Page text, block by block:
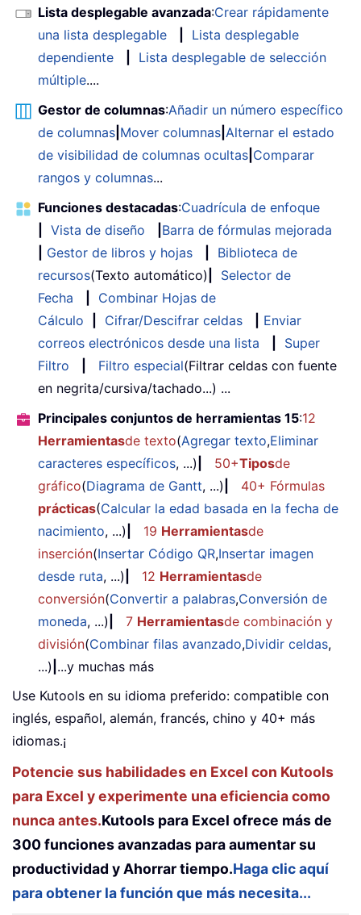
Lista desplegable avanzada:Crear rápidamente
una lista desplegable
Lista desplegable
dependiente
Lista desplegable de selección
múltiple....
Gestor de columnas:Añadir un número específico
de columnas Mover columnas Alternar el estado
de visibilidad de columnas ocultas Comparar
rangos y columnas...
Funciones destacadas:Cuadrícula de enfoque
Vista de diseño
Barra de fórmulas mejorada
Gestor de libros y hojas
Biblioteca de
recursos(Texto automático)
Selector de
Fecha
Combinar Hojas de
Cálculo
Cifrar/Descifrar celdas
Enviar
correos electrónicos desde una lista
Super
Filtro
Filtro especial(Filtrar celdas con fuente
en negrita/cursiva/tachado...) ...
Principales conjuntos de herramientas 15:12
Herramientasde texto(Agregar texto,Eliminar
caracteres específicos, ...) 50+Tiposde
gráfico(Diagrama de Gantt, ...)
40+ Fórmulas
prácticas(Calcular la edad basada en la fecha de
nacimiento, ...) 19 Herramientasde
inserción(Insertar Código QR,Insertar imagen
desde ruta, ...) 12 Herramientasde
conversión(Convertir a palabras,Conversión de
moneda, ...) 7 Herramientasde combinación y
división(Combinar filas avanzado,Dividir celdas,
...) ...y muchas más
Use Kutools en su idioma preferido: compatible con
inglés, español, alemán, francés, chino y 40+ más
idiomas.¡
Potencie sus habilidades en Excel con Kutools
para Excel y experimente una eficiencia como
nunca antes.Kutools para Excel ofrece más de
300 funciones avanzadas para aumentar su
productividad y Ahorrar tiempo.Haga clic aquí
para obtener la función que más necesita...